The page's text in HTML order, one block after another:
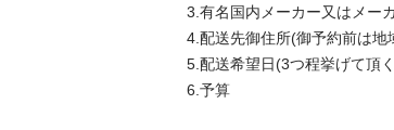
3.有名国内メーカー又はメー
4.配送先御住所(御予約前は地
5.配送希望日(3つ程挙げて頂
6.予算